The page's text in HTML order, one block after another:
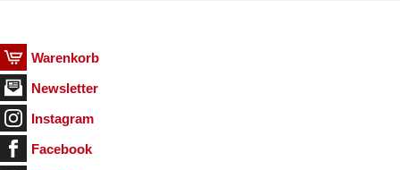
Warenkorb
Newsletter
Instagram
Facebook